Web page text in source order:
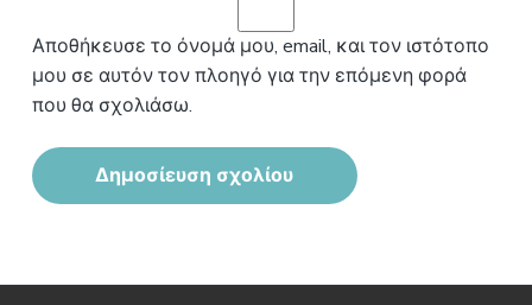
Αποθήκευσε το όνομά μου, email, και τον ιστότοπο
μου σε αυτόν τον πλοηγό για την επόμενη φορά
που θα σχολιάσω.